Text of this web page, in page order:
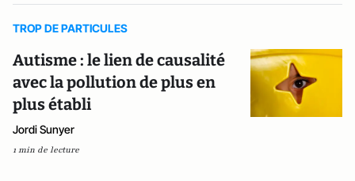
TROP DE PARTICULES
Autisme : le lien de causalité
avec la pollution de plus en
plus établi
Jordi Sunyer
1 min de lecture